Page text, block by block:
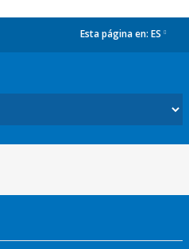
Esta página en: ES